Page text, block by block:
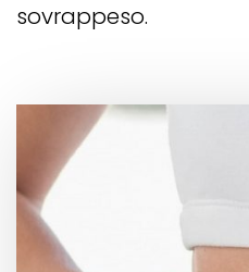
sovrappeso.